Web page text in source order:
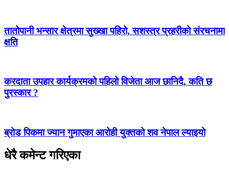
तातोपानी भन्सार क्षेत्रमा सुख्खा पहिरो, सशस्त्र प्रहरीको संरचनामा
क्षति
करदाता उपहार कार्यक्रमको पहिलो विजेता आज छानिदै, कति छ
पुरस्कार ?
ब्रोड पिकमा ज्यान गुमाएका आरोही युक्तको शव नेपाल ल्याइयो
धेरै कमेन्ट गरिएका